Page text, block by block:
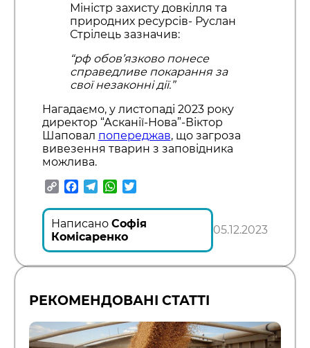
Міністр захисту довкілля та
природних ресурсів- Руслан
Стрілець зазначив:
“рф обов’язково понесе
справедливе покарання за
свої незаконні дії.”
Нагадаємо, у листопаді 2023 року
директор “Асканії-Нова”-Віктор
Шаповал попереджав, що загроза
вивезення тварин з заповідника
можлива.
CopyFacebook
TelegramWhatsApp
Написано Софія
Комісаренко
05.12.2023
РЕКОМЕНДОВАНІ СТАТТІ